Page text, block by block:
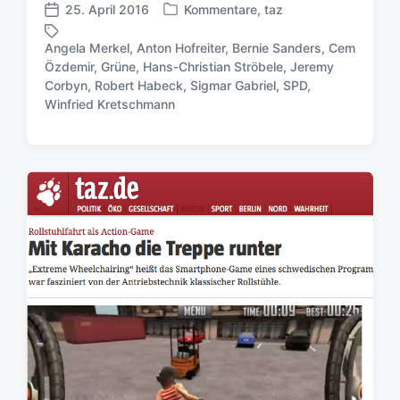
V
e
r
ö
f
f
t
l
i
h
n
g
s
d
a
t
u
25. April 2016
V
r
ö
f
f
i
h
i
n
Kommentare, taz
S
c
h
g
w
ö
r
t
e
r
Angela Merkel, Anton Hofreiter, Bernie Sanders, Cem
Özdemir, Grüne, Hans-Christian Ströbele, Jeremy
Corbyn, Robert Habeck, Sigmar Gabriel, SPD,
Winfried Kretschmann